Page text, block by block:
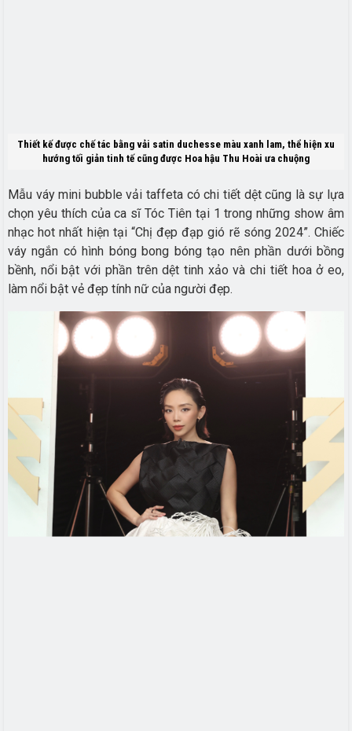
Thiết kế được chế tác bằng vải satin duchesse màu xanh lam, thể hiện xu
hướng tối giản tinh tế cũng được Hoa hậu Thu Hoài ưa chuộng
Mẫu váy mini bubble vải taffeta có chi tiết dệt cũng là sự lựa
chọn yêu thích của ca sĩ Tóc Tiên tại 1 trong những show âm
nhạc hot nhất hiện tại “Chị đẹp đạp gió rẽ sóng 2024”. Chiếc
váy ngắn có hình bóng bong bóng tạo nên phần dưới bồng
bềnh, nổi bật với phần trên dệt tinh xảo và chi tiết hoa ở eo,
làm nổi bật vẻ đẹp tính nữ của người đẹp.